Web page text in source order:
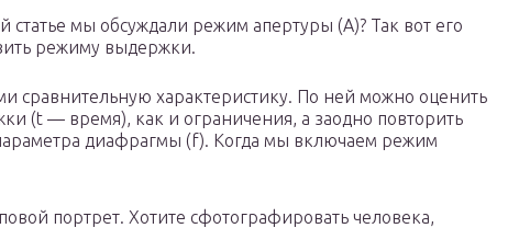
мы обсуждали режим апертуры (A)? Так вот его
режиму выдержки.
сравнительную характеристику. По ней можно оценить
(t — время), как и ограничения, а заодно повторить
диафрагмы (f). Когда мы включаем режим
портрет. Хотите сфотографировать человека,